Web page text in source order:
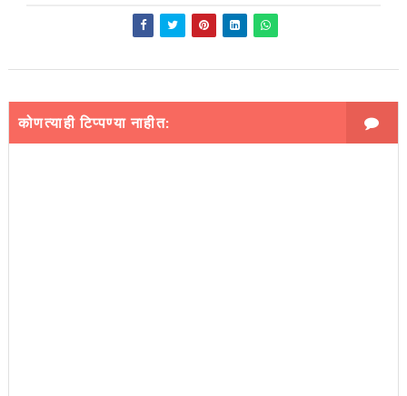
कोणत्याही टिप्पण्‍या नाहीत: